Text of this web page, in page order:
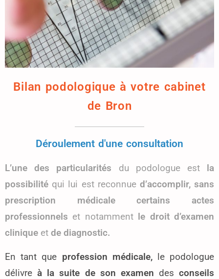
Bilan podologique à votre cabinet
de Bron
Déroulement d'une consultation
L’une des particularités du podologue estla
possibilité qui lui est reconnued’accomplir, sans
prescription médicale
certains actes
professionnels et notamment le droit d’examen
clinique et de diagnostic.
En tant que profession médicale,le podologue
délivre à la suite de son examen des conseils